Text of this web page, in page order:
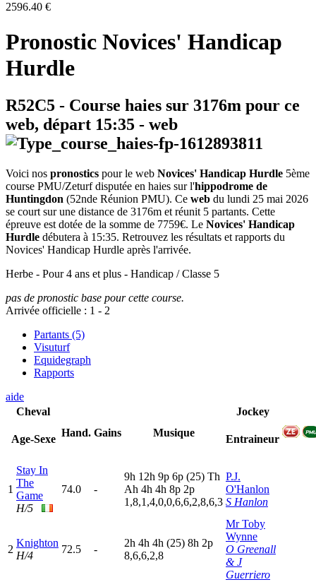
2596.40 €
Pronostic Novices' Handicap
Hurdle
R52C5 - Course haies sur 3176m pour ce
web, départ 15:35 - web
Voici nos pronostics pour le web Novices' Handicap Hurdle 5ème
course PMU/Zeturf disputée en haies sur l'hippodrome de
Huntingdon (52nde Réunion PMU). Ce web du lundi 25 mai 2026
se court sur une distance de 3176m et réunit 5 partants. Cette
épreuve est dotée de la somme de 7759€. Le Novices' Handicap
Hurdle débutera à 15:35. Retrouvez les résultats et rapports du
Novices' Handicap Hurdle après l'arrivée.
Herbe - Pour 4 ans et plus - Handicap / Classe 5
pas de pronostic base pour cette course.
Arrivée officielle : 1 - 2
Partants (5)
Visuturf
Equidegraph
Rapports
aide
Cheval
Age-Sexe
Hand. Gains Musique
Jockey
Entraineur
1
Stay In
The
Game
H/5
74.0 -
9h 12h 9p 6p (25) Th
Ah 4h 4h 8p 2p
1,8,1,4,0,0,6,6,2,8,6,3
P.J.
O'Hanlon
S Hanlon
2
Knighton
H/4
72.5 -
2h 4h 4h (25) 8h 2p
8,6,6,2,8
Mr Toby
Wynne
O Greenall
& J
Guerriero